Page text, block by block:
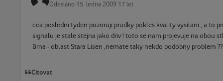
Odesláno 15. ledna 2009 17 let
cca posledni tyden pozoruji prudky pokles kvality vysilani , a to
signalu je stale stejna jako driv ! toto se nam projevuje na obou
Brna - oblast Stara Lisen ,nemate taky nekdo podobny problem
Citovat